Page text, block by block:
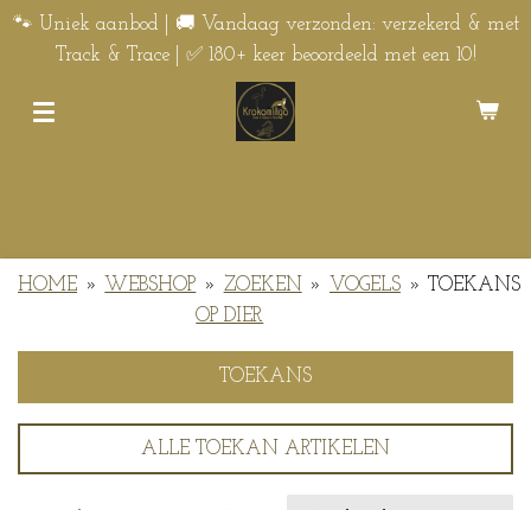
Ga
direct
🐾 Uniek aanbod | 🚚 Vandaag verzonden: verzekerd & met
Track & Trace | ✅ 180+ keer beoordeeld met een 10!
HOME » WEBSHOP » ZOEKEN
OP DIER
» VOGELS » TOEKANS
TOEKANS
ALLE TOEKAN ARTIKELEN